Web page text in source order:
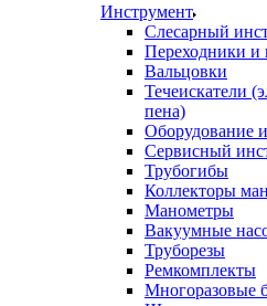
Инструмент
Слесарный
Переходники и
Вальцовки
Течеискатели
пена)
Оборудование
Сервисный
Трубогибы
Коллекторы
Манометры
Вакуумные
Труборезы
Ремкомплекты
Многоразовые